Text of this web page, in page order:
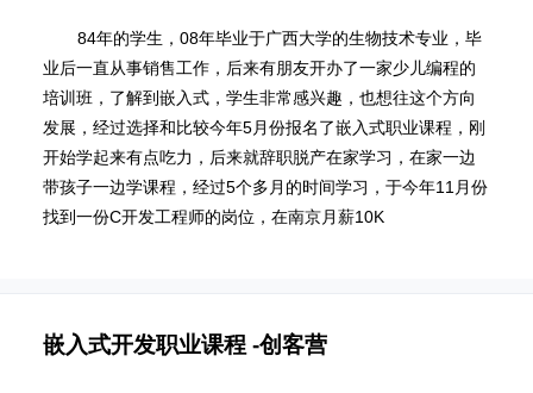
84年的学生，08年毕业于广西大学的生物技术专业，毕
业后一直从事销售工作，后来有朋友开办了一家少儿编程的
培训班，了解到嵌入式，学生非常感兴趣，也想往这个方向
发展，经过选择和比较今年5月份报名了嵌入式职业课程，刚
开始学起来有点吃力，后来就辞职脱产在家学习，在家一边
带孩子一边学课程，经过5个多月的时间学习，于今年11月份
找到一份C开发工程师的岗位，在南京月薪10K
嵌入式开发职业课程 -创客营